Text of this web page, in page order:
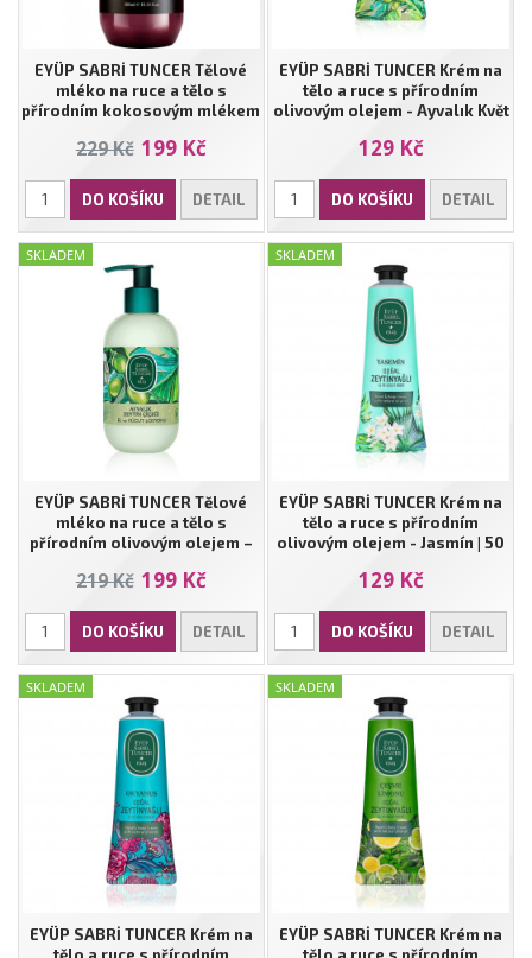
EYÜP SABRİ TUNCER Tělové
mléko na ruce a tělo s
přírodním kokosovým mlékem
229 Kč 199 Kč
DO KOŠÍKU DETAIL
EYÜP SABRİ TUNCER Krém na
tělo a ruce s přírodním
olivovým olejem - Ayvalık Květ
129 Kč
DO KOŠÍKU DETAIL
EYÜP SABRİ TUNCER Tělové
mléko na ruce a tělo s
přírodním olivovým olejem –
219 Kč 199 Kč
DO KOŠÍKU DETAIL
SKLADEM
EYÜP SABRİ TUNCER Krém na
tělo a ruce s přírodním
olivovým olejem - Jasmín | 50
129 Kč
DO KOŠÍKU DETAIL
SKLADEM
EYÜP SABRİ TUNCER Krém na
SKLADEM
EYÜP SABRİ TUNCER Krém na
SKLADEM